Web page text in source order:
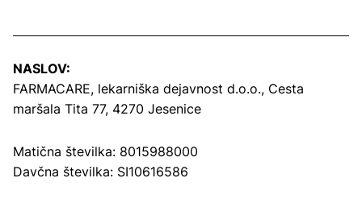
NASLOV:
FARMACARE, lekarniška dejavnost d.o.o., Cesta
maršala Tita 77, 4270 Jesenice
Matična številka: 8015988000
Davčna številka: SI10616586